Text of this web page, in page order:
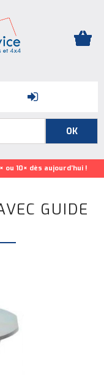
10× dès aujourd’hui !
GUIDE